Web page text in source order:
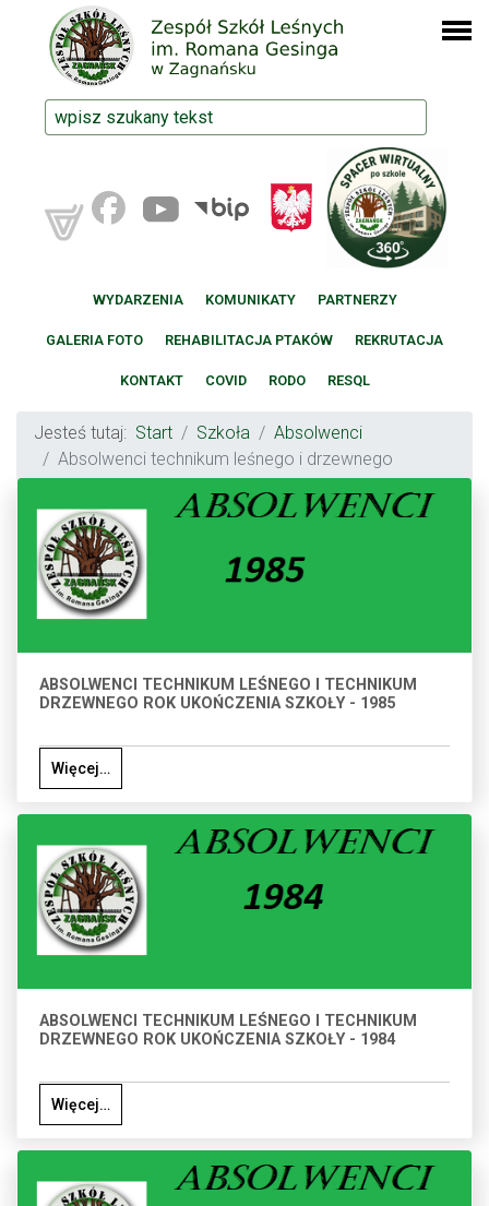
WYDARZENIA KOMUNIKATY PARTNERZY
GALERIA FOTO REHABILITACJA PTAKÓW REKRUTACJA
KONTAKT COVID RODO RESQL
Jesteś tutaj: Start Szkoła
Absolwenci
Absolwenci technikum leśnego i drzewnego
ABSOLWENCI TECHNIKUM LEŚNEGO I TECHNIKUM
DRZEWNEGO ROK UKOŃCZENIA SZKOŁY - 1985
Więcej…
ABSOLWENCI TECHNIKUM LEŚNEGO I TECHNIKUM
DRZEWNEGO ROK UKOŃCZENIA SZKOŁY - 1984
Więcej…